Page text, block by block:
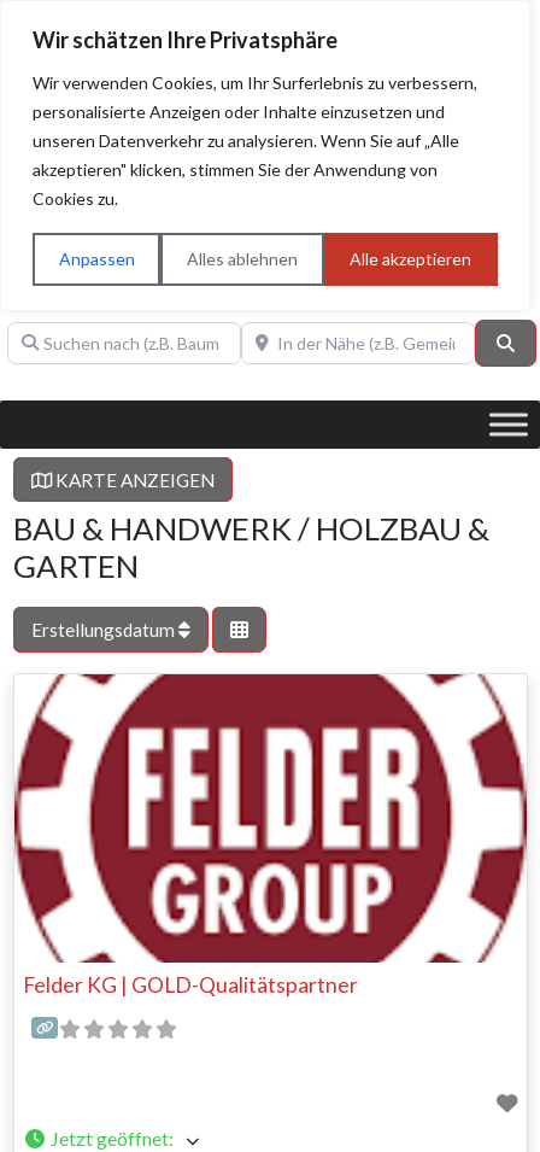
Wir schätzen Ihre Privatsphäre
Wir verwenden Cookies, um Ihr Surferlebnis zu verbessern,
personalisierte Anzeigen oder Inhalte einzusetzen und
unseren Datenverkehr zu analysieren. Wenn Sie auf „Alle
akzeptieren" klicken, stimmen Sie der Anwendung von
Cookies zu.
Anpassen Alles ablehnen Alle akzeptieren
BAUHERRENHILFE.orgQualitätssiegel!
Sie finden hier nur Qualitätsbetriebe, die mit dem DIAMANT,
PLATIN, GOLD, SILBER, ANWÄRTER "Bauherrenhilfe.org-
Qualitätssiegel" ausgezeichnet sind.
Suchen nach (z.B. Baumeister oder Dachdecker)In der Nähe (z.B. Gemeinde Baden)
KARTE ANZEIGEN
BAU & HANDWERK / HOLZBAU &
GARTEN
Erstellungsdatum
Felder KG | GOLD-Qualitätspartner
Jetzt geöffnet: